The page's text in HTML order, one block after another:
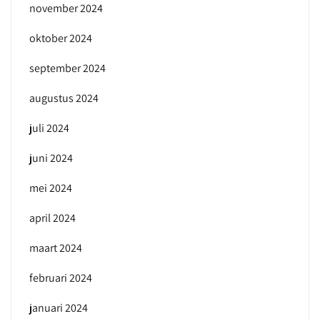
november 2024
oktober 2024
september 2024
augustus 2024
juli 2024
juni 2024
mei 2024
april 2024
maart 2024
februari 2024
januari 2024